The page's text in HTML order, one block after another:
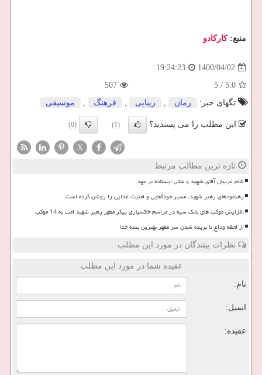
منبع:كاركادو
1400/04/02
19:24:23
5.0
/
5
507
تگهای خبر:
رمان , زیبایی , فرهنگ , موسیقی
این مطلب را می پسندید؟ (1)
(0)
X
تازه ترین مطالب مرتبط
شام غریبان آقای شهید و ملتی ایستاده بر عهد
رهنمودهای رهبر شهید، مسیر خودکفایی و امنیت غذایی را روشن کرده است
افزایش موکب های بانک سپه در مراسم خاکسپاری پیکر مطهر رهبر شهید امت به 14 موکب
از لحظه وداع تا بریده شدن سر مطهر بهترین بنده خدا
نظرات بینندگان در مورد این مطلب
عقیده شما در مورد این مطلب
نام:
ایمیل:
عقیده: